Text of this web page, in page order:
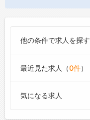
他の条件で求人を探す
最近見た求人（0件）
気になる求人